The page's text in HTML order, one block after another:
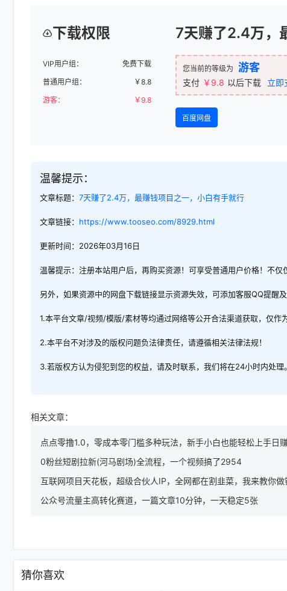
下载权限
VIP用户组：
免费下载
普通用户组：
￥8.8
游客：
￥9.8
7天赚了2.4万，
您当前的等级为 游客
支付 ￥9.8 以后下载 立即
百度网盘
温馨提示：
文章标题： 7天赚了2.4万，最赚钱项目之一，小白有手就行
文章链接： https://www.tooseo.com/8929.html
更新时间：2026年03月16日
温馨提示：注册本站用户后，再购买资源！可享受普通用户价格！不仅
另外，如果资源中的网盘下载链接显示资源失效，可添加客服QQ提醒及
1.本平台文章/视频/模版/素材等均通过网络等公开合法渠道获取，仅作
2.本平台不对涉及的版权问题负法律责任，请遵循相关法律法规！
3.若版权方认为侵犯到您的权益，请及时联系，我们将在24小时内处理
相关文章：
点点零撸1.0，零成本零门槛多种玩法，新手小白也能轻松上手日
0粉丝短剧拉新(河马剧场)全流程，一个视频搞了2954
互联网项目天花板，超级合伙人IP，全网都在割韭菜，我来教你做
公众号流量主高转化赛道，一篇文章10分钟，一天稳定5张
猜你喜欢